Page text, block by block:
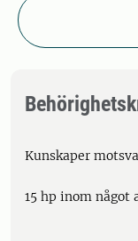
Kunskaper
15 hp inom något